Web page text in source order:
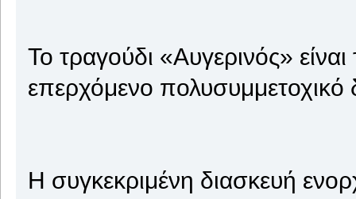
Το τραγούδι «Αυγερινός»
επερχόμενο πολυσυμμετοχικό
Η συγκεκριμένη διασκευή